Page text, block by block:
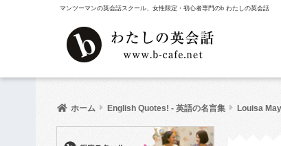
マンツーマンの英会話スクール、女性限定・初心者専門のb わたしの英会話
ホーム English Quotes! - 英語の名言集 Louisa